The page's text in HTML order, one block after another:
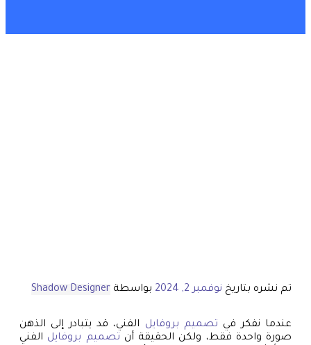
تم نشره بتاريخ نوفمبر 2, 2024 بواسطة Shadow Designer
عندما نفكر في تصميم بروفايل الفني، قد يتبادر إلى الذهن
صورة واحدة فقط، ولكن الحقيقة أن تصميم بروفايل الفني